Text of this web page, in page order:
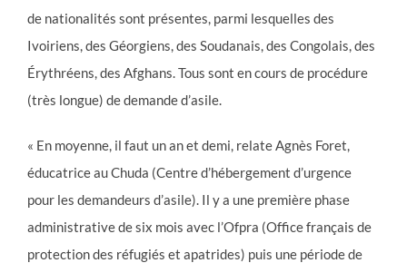
de nationalités sont présentes, parmi lesquelles des
Ivoiriens, des Géorgiens, des Soudanais, des Congolais, des
Érythréens, des Afghans. Tous sont en cours de procédure
(très longue) de demande d’asile.
« En moyenne, il faut un an et demi, relate Agnès Foret,
éducatrice au Chuda (Centre d’hébergement d’urgence
pour les demandeurs d’asile). Il y a une première phase
administrative de six mois avec l’Ofpra (Office français de
protection des réfugiés et apatrides) puis une période de